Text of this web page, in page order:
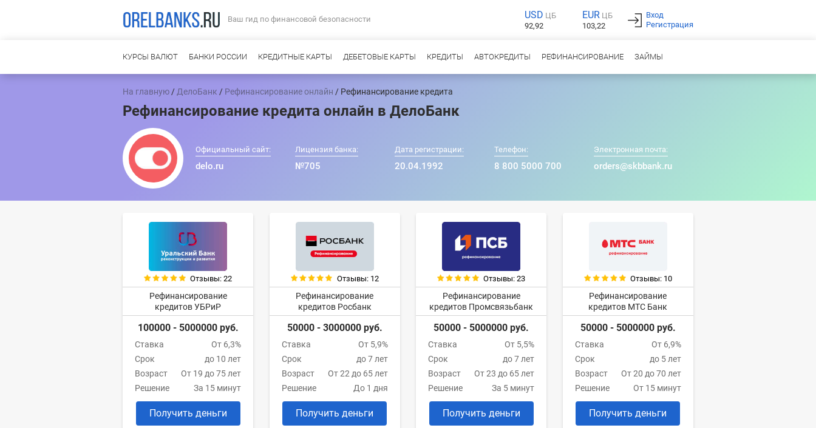
Ваш гид по финансовой безопасности USD ЦБ
92,92
EUR ЦБ
103,22
Вход
Регистрация
КУРСЫ ВАЛЮТ БАНКИ РОССИИ КРЕДИТНЫЕ КАРТЫ ДЕБЕТОВЫЕ КАРТЫ КРЕДИТЫ АВТОКРЕДИТЫ РЕФИНАНСИРОВАНИЕ ЗАЙМЫ
На главную / ДелоБанк / Рефинансирование онлайн / Рефинансирование кредита
Рефинансирование кредита онлайн в ДелоБанк
Официальный сайт:
delo.ru
Лицензия банка:
№705
Дата регистрации:
20.04.1992
Телефон:
8 800 5000 700
Электронная почта:
orders@skbbank.ru
Отзывы: 22
Рефинансирование
кредитов УБРиР
100000 - 5000000 руб.
Ставка
От 6,3%
Срок
до 10 лет
Возраст
От 19 до 75 лет
Решение
За 15 минут
Получить деньги
Отзывы: 12
Рефинансирование
кредитов Росбанк
50000 - 3000000 руб.
Ставка
От 5,9%
Срок
до 7 лет
Возраст
От 22 до 65 лет
Решение
До 1 дня
Получить деньги
Отзывы: 23
Рефинансирование
кредитов Промсвязьбанк
50000 - 5000000 руб.
Ставка
От 5,5%
Срок
до 7 лет
Возраст
От 23 до 65 лет
Решение
За 5 минут
Получить деньги
Отзывы: 10
Рефинансирование
кредитов МТС Банк
50000 - 5000000 руб.
Ставка
От 6,9%
Срок
до 5 лет
Возраст
От 20 до 70 лет
Решение
От 15 минут
Получить деньги